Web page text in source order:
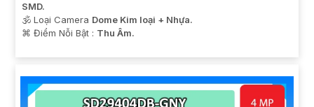
SMD.
🕉️ Loại Camera Dome Kim loại + Nhựa.
️⌘ Điểm Nỗi Bật : Thu Âm.